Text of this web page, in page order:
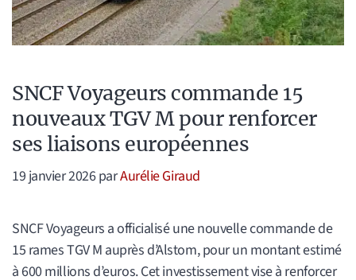
SNCF Voyageurs commande 15
nouveaux TGV M pour renforcer
ses liaisons européennes
19 janvier 2026parAurélie Giraud
SNCF Voyageurs a officialisé une nouvelle commande de
15 rames TGV M auprès d’Alstom, pour un montant estimé
à 600 millions d’euros. Cet investissement vise à renforcer